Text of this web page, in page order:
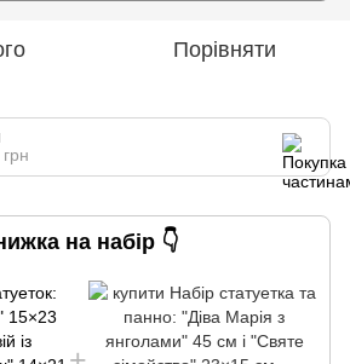
Порівняти
на набір 👇